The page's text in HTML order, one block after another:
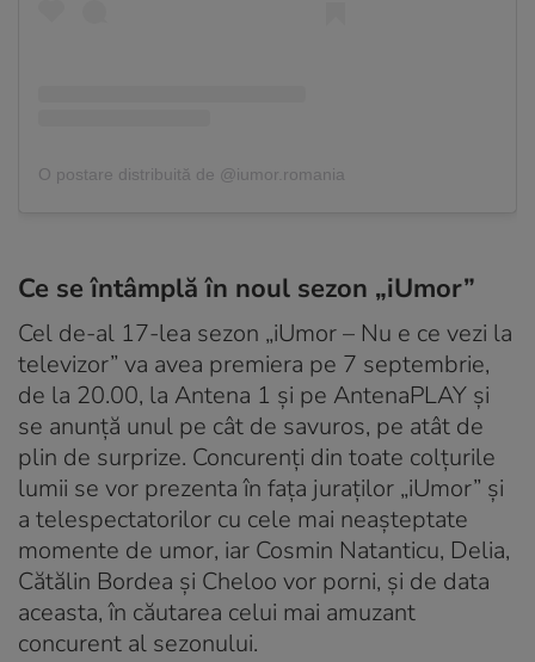
O postare distribuită de @iumor.romania
Ce se întâmplă în noul sezon „iUmor”
Cel de-al 17-lea sezon „iUmor – Nu e ce vezi la
televizor” va avea premiera pe 7 septembrie,
de la 20.00, la Antena 1 şi pe AntenaPLAY și
se anunță unul pe cât de savuros, pe atât de
plin de surprize. Concurenţi din toate colţurile
lumii se vor prezenta în faţa juraţilor „iUmor” și
a telespectatorilor cu cele mai neaşteptate
momente de umor, iar Cosmin Natanticu, Delia,
Cătălin Bordea și Cheloo vor porni, și de data
aceasta, în căutarea celui mai amuzant
concurent al sezonului.